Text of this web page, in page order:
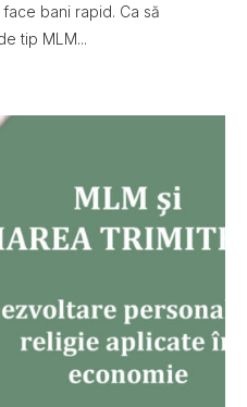
bani rapid. Ca să
tip MLM...